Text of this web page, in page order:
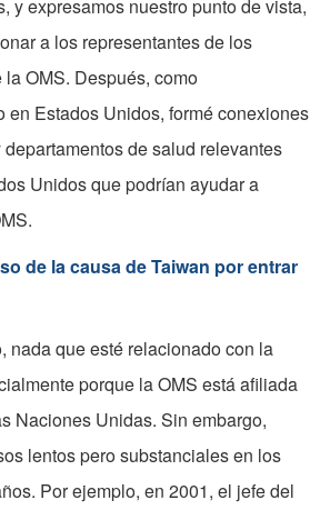
y expresamos nuestro punto de vista,
a los representantes de los
OMS. Después, como
en Estados Unidos, formé conexiones
de salud relevantes
Unidos que podrían ayudar a
de la causa de Taiwan por entrar
nada que esté relacionado con la
porque la OMS está afiliada
Naciones Unidas. Sin embargo,
lentos pero substanciales en los
Por ejemplo, en 2001, el jefe del